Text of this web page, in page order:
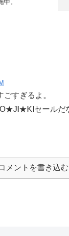
。
すぎるよ。
セールだ
メントを書き込む